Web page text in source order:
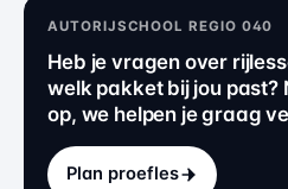
AUTORIJSCHOOL REGIO 040
Heb je vragen over
welk pakket bij jou past?
op, we helpen je graag
Plan proefles